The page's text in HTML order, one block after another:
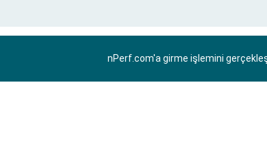
nPerf.com'a girme işlemini